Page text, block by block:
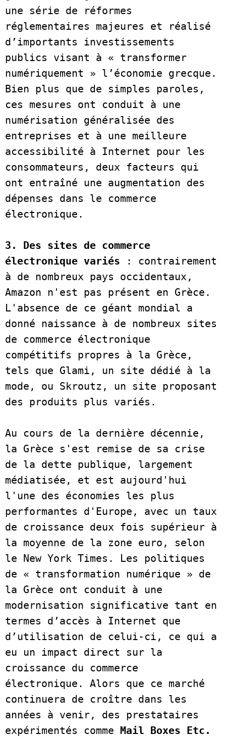
une série de réformes
réglementaires majeures et réalisé
d’importants investissements
publics visant à « transformer
numériquement » l’économie grecque.
Bien plus que de simples paroles,
ces mesures ont conduit à une
numérisation généralisée des
entreprises et à une meilleure
accessibilité à Internet pour les
consommateurs, deux facteurs qui
ont entraîné une augmentation des
dépenses dans le commerce
électronique.
3. Des sites de commerce
électronique variés
: contrairement
à de nombreux pays occidentaux,
Amazon n'est pas présent en Grèce.
L'absence de ce géant mondial a
donné naissance à de nombreux sites
de commerce électronique
compétitifs propres à la Grèce,
tels que Glami, un site dédié à la
mode, ou Skroutz, un site proposant
des produits plus variés.
Au cours de la dernière décennie,
la Grèce s'est remise de sa crise
de la dette publique, largement
médiatisée, et est aujourd'hui
l'une des économies les plus
performantes d'Europe, avec un taux
de croissance deux fois supérieur à
la moyenne de la zone euro, selon
le New York Times. Les politiques
de « transformation numérique » de
la Grèce ont conduit à une
modernisation significative tant en
termes d’accès à Internet que
d’utilisation de celui-ci, ce qui a
eu un impact direct sur la
croissance du commerce
électronique. Alors que ce marché
continuera de croître dans les
années à venir, des prestataires
expérimentés comme Mail Boxes Etc.